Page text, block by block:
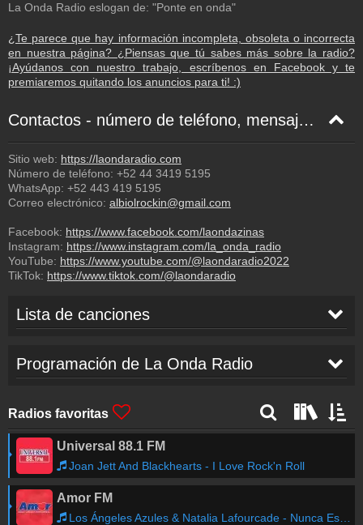
La Onda Radio eslogan de: "Ponte en onda"
¿Te parece que hay información incompleta, obsoleta o incorrecta
en nuestra página? ¿Piensas que tú sabes más sobre la radio?
¡Ayúdanos con nuestro trabajo, escríbenos en Facebook y te
premiaremos quitando los anuncios para ti! :)
Contactos - número de teléfono, mensaje de texto, correo electrónico, Facebook
Sitio web: https://laondaradio.com
Número de teléfono: +52 44 3419 5195
WhatsApp: +52 443 419 5195
Correo electrónico: albiolrockin@gmail.com
Facebook: https://www.facebook.com/laondazinas
Instagram: https://www.instagram.com/la_onda_radio
YouTube: https://www.youtube.com/@laondaradio2022
TikTok: https://www.tiktok.com/@laondaradio
Lista de canciones
Programación de La Onda Radio
Radios favoritas
Universal 88.1 FM
Joan Jett And Blackhearts - I Love Rock'n Roll
Amor FM
Los Ángeles Azules & Natalia Lafourcade - Nunca Es Suficiente